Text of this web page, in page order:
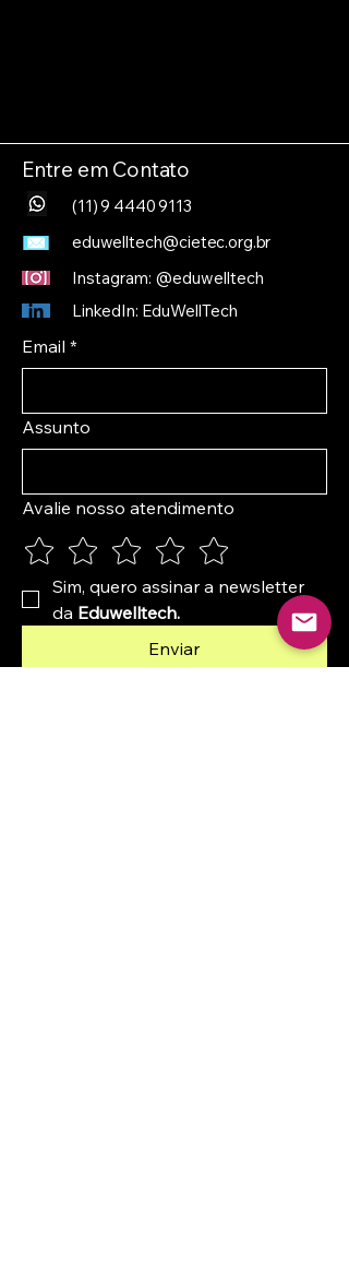
Entre em Contato
(11) 9 4440 9113
eduwelltech@cietec.org.br
Instagram: @eduwelltech
LinkedIn: EduWellTech
Email *
Assunto
Avalie nosso atendimento
Sim, quero assinar a newsletter
da Eduwelltech.
Enviar